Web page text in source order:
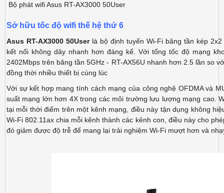
Bộ phát wifi Asus RT-AX3000 50User
Sở hữu tốc độ wifi thế hệ thứ 6
Asus RT-AX3000 50Userlà bộ định tuyến Wi-Fi băng tần kép
kết nối không dây nhanh hơn đáng kể. Với tổng tốc độ mạng
2402Mbps trên băng tần 5GHz - RT-AX56U nhanh hơn 2.5 lần so
đồng thời nhiều thiết bị cùng lúc
Với sự kết hợp mang tính cách mạng của công nghệ OFDMA và
suất mạng lớn hơn 4X trong các môi trường lưu lượng mạng cao.
tại mỗi thời điểm trên một kênh mạng, điều này tận dụng không
Wi-Fi 802.11ax chia mỗi kênh thành các kênh con, điều này cho
đó giảm được độ trễ để mang lại trải nghiệm Wi-Fi mượt hơn và